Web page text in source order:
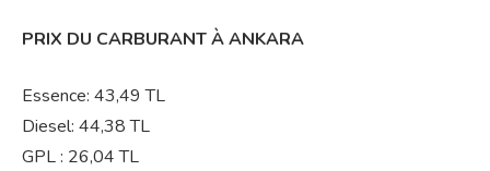
PRIX DU CARBURANT À ANKARA
Essence: 43,49 TL
Diesel: 44,38 TL
GPL : 26,04 TL